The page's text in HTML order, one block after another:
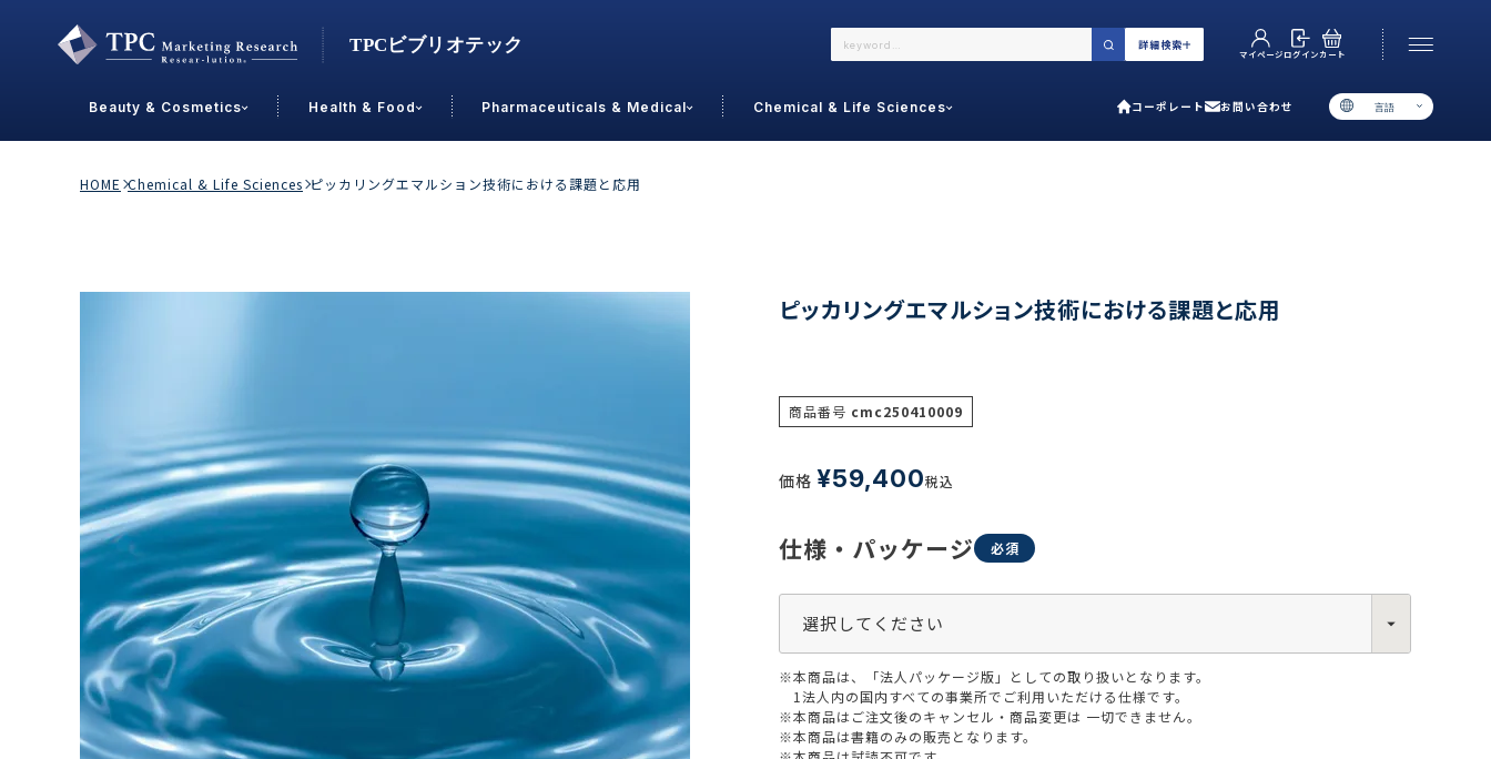
詳細検索
マイページログインカート
Beauty & Cosmetics Health & Food Pharmaceuticals & Medical Chemical & Life Sciences コーポレート お問い合わせ 言語
業界で選ぶ カテゴリで選ぶ
リセット
Contact Us
原料・素材
通販
美容室・サロン
海外
菓子
ＰＢＦ
冷食
業務用
食品添加物
海外
女性・フェムケア
オーラル
生活習慣
介護
機能性原料・素材
Pharmaceuticals & Medical
患者調査
ドクター調査
モダリティ
がん
精神神経
呼吸器・免疫
骨・関節
循環器・代謝
デジタル・Dtx
その他
Chemical & Life Sciences
ファイン・スペシャリティ・原料
プラスチック・容器・包装材
農薬・農業資材
電子材料
戦略
よくあるご質問
〒550-0013
大阪市西区新町2-4-2 なにわ筋SIAビル［
TEL 06-6538-5358（代表）
HOME Chemical & Life Sciences ピッカリングエマルション技術における課題と応用
ピッカリングエマルション技術における課題と応用
商品番号 cmc250410009
価格 ¥59,400税込
仕様・パッケージ
※本商品は、「法人パッケージ版」としての取り扱いとなります。
1法人内の国内すべての事業所でご利用いただける仕様です。
※本商品はご注文後のキャンセル・商品変更は 一切できません。
※本商品は書籍のみの販売となります。